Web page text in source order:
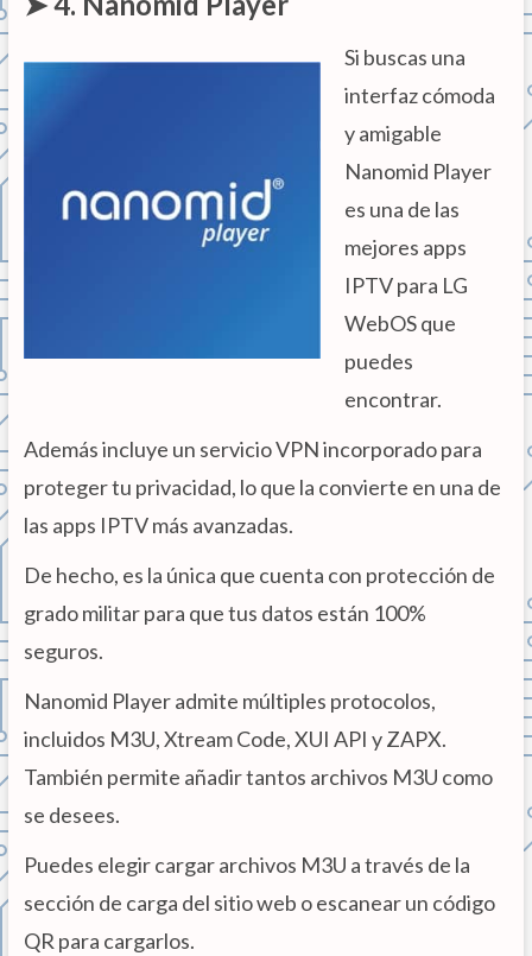
Si buscas una
interfaz cómoda
y amigable
Nanomid Player
es una de las
mejores apps
IPTV para LG
WebOS que
puedes
encontrar.
Además incluye un servicio VPN incorporado para
proteger tu privacidad, lo que la convierte en una de
las apps IPTV más avanzadas.
De hecho, es la única que cuenta con protección de
grado militar para que tus datos están 100%
seguros.
Nanomid Player admite múltiples protocolos,
incluidos M3U, Xtream Code, XUI API y ZAPX.
También permite añadir tantos archivos M3U como
se desees.
Puedes elegir cargar archivos M3U a través de la
sección de carga del sitio web o escanear un código
QR para cargarlos.